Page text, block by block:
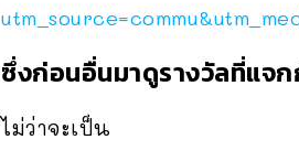
ซึ่งก่อนอื่นมาดูรางวัลที่แจ
ไม่ว่าจะเป็น